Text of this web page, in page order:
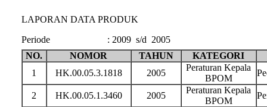
LAPORAN DATA PRODUK
Periode
: 2009 s/d 2005
NO.
NOMOR TAHUN
KATEGORI
1
HK.00.05.3.1818 2005
Peraturan Kepala
BPOM
2 HK.00.05.1.3460 2005
Peraturan Kepala
BPOM